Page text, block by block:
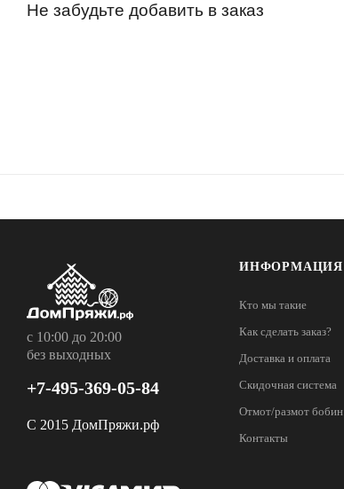
Не забудьте добавить в заказ
с 10:00 до 20:00
без выходных
+7-495-369-05-84
С 2015 ДомПряжи.рф
ИНФОРМАЦИЯ
Кто мы такие
Как сделать заказ?
Доставка и оплата
Скидочная система
Отмот/размот бобин
Контакты